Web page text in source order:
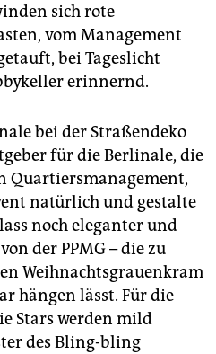
sich rote
vom Management
bei Tageslicht
erinnernd.
bei der Straßendeko
für die Berlinale, die
Quartiersmanagement,
natürlich und gestalte
noch eleganter und
der PPMG – die zu
Weihnachtsgrauenkram
hängen lässt. Für die
Stars werden mild
des Bling-bling